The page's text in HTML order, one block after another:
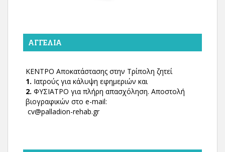
ΑΓΓΕΛΊΑ
ΚΕΝΤΡΟ Αποκατάστασης στην Τρίπολη ζητεί
1. Ιατρούς για κάλυψη εφημεριών και
2. ΦΥΣΙΑΤΡΟ για πλήρη απασχόληση. Αποστολή
βιογραφικών στο e-mail:
cv@palladion-rehab.gr